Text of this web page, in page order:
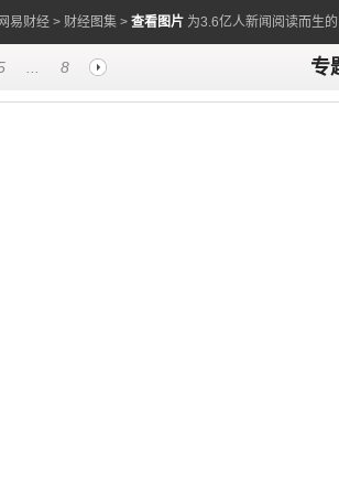
网易财经 > 财经图集 > 查看图片 为3.6亿人新闻阅读而生
8 专